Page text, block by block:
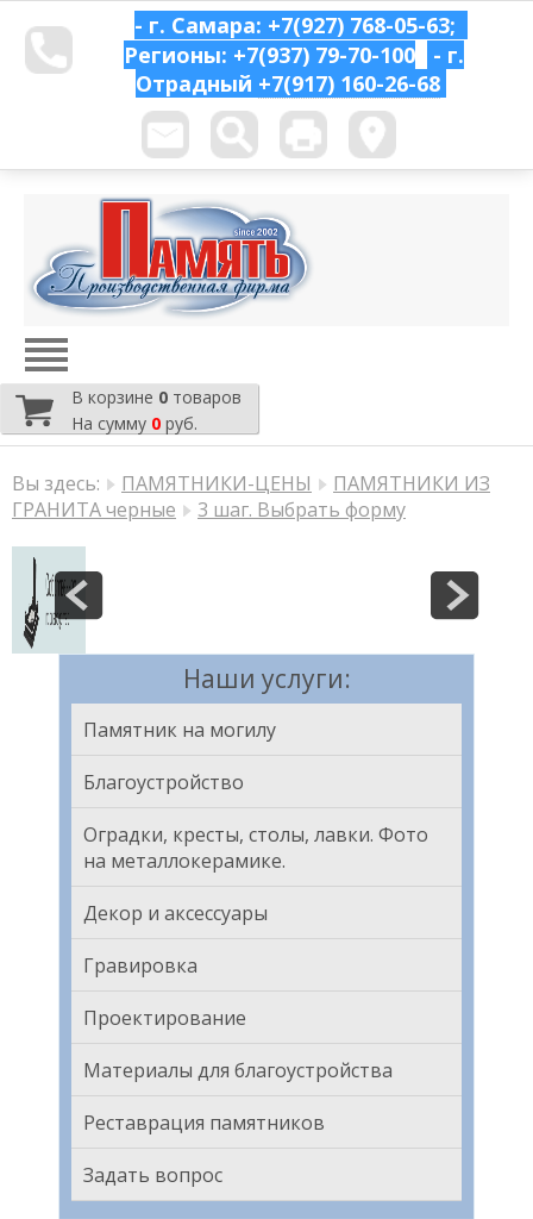
- г. Самара: +7(927) 768-05-63;
Регионы: +7(937) 79-70-100
- г.
Отрадный +7(917) 160-26-68
В корзине 0 товаров
На сумму 0 руб.
Вы здесь: ПАМЯТНИКИ-ЦЕНЫ
ПАМЯТНИКИ ИЗ
ГРАНИТА черные
3 шаг. Выбрать форму
Наши услуги:
Памятник на могилу
Благоустройство
Оградки, кресты, столы, лавки. Фото
на металлокерамике.
Декор и аксессуары
Гравировка
Проектирование
Материалы для благоустройства
Реставрация памятников
Задать вопрос